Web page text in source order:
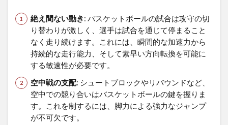
絶え間ない動き: バスケットボールの試合は攻守の切
り替わりが激しく、選手は試合を通じて停まること
なく走り続けます。これには、瞬間的な加速力から
持続的な走行能力、そして素早い方向転換を可能に
する敏速性が必要です。
空中戦の支配: シュートブロックやリバウンドなど、
空中での競り合いはバスケットボールの鍵を握りま
す。これを制するには、脚力による強力なジャンプ
が不可欠です。